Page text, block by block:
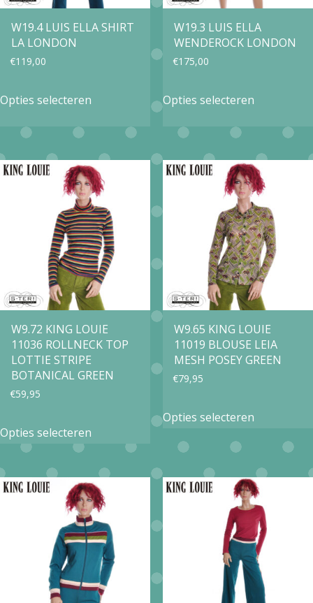
W19.4 LUIS ELLA SHIRT
LA LONDON
€119,00
Opties selecteren
meerdere
variaties.
Deze
optie
kan
gekozen
worden
op
de
W19.3 LUIS ELLA
WENDEROCK LONDON
€175,00
Opties selecteren
meerdere
variaties.
Deze
optie
kan
gekozen
worden
op
de
W9.72 KING LOUIE
11036 ROLLNECK TOP
LOTTIE STRIPE
BOTANICAL GREEN
€59,95
Opties selecteren
product
heeft
meerdere
variaties.
Deze
optie
kan
gekozen
W9.65 KING LOUIE
11019 BLOUSE LEIA
MESH POSEY GREEN
€79,95
Opties selecteren
meerdere
variaties.
Deze
optie
kan
gekozen